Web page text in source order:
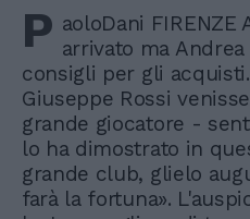
P aoloDani FIRENZE
arrivato ma
consigli per gli
Giuseppe Rossi
grande giocatore -
lo ha dimostrato in
grande club, glielo
farà la fortuna».